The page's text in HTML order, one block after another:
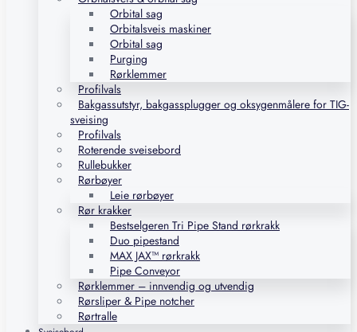
Orbital sag
Orbitalsveis maskiner
Orbital sag
Purging
Rørklemmer
Profilvals
Bakgassutstyr, bakgassplugger og oksygenmålere for TIG-
sveising
Profilvals
Roterende sveisebord
Rullebukker
Rørbøyer
Leie rørbøyer
Rør krakker
Bestselgeren Tri Pipe Stand rørkrakk
Duo pipestand
MAX JAX™ rørkrakk
Pipe Conveyor
Rørklemmer – innvendig og utvendig
Rørsliper & Pipe notcher
Rørtralle